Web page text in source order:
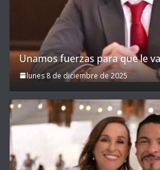
Unamos fuerzas para que le
lunes 8 de diciembre de 2025